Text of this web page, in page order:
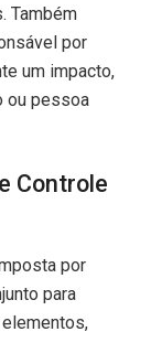
Também
por
um impacto,
ou pessoa
Controle
por
para